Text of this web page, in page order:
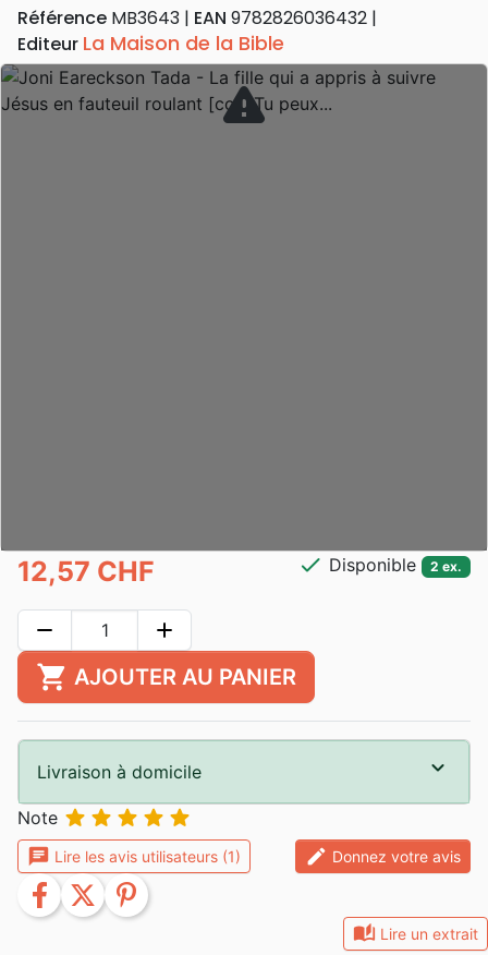
Référence MB3643 EAN 9782826036432
Editeur La Maison de la Bible
auto_stories Lire un extrait
12,57 CHF check Disponible 2 ex.
remove add
shopping_cart AJOUTER AU PANIER
Livraison à domicile
Note     
chat Lire les avis utilisateurs (1) edit Donnez votre avis
facebook twitter pinterest